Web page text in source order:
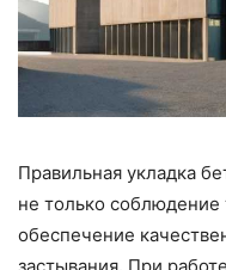
Правильная укладка
не только
обеспечение